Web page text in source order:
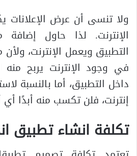
ولا تنسى أن عرض
الإنترنت. لذا حاول
التطبيق ويعمل الإنترنت،
في وجود الإنترنت يربح منه
داخل التطبيق، أما بالنسبة
إنترنت، فلن تكسب منه أبدًا أي
تكلفة انشاء تطبيق